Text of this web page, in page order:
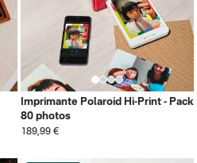
Imprimante Polaroid Hi-Print - Pack
80 photos
189,99 €